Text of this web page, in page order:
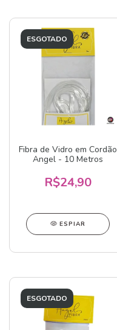
ESGOTADO
Fibra de Vidro em Cordão
Angel - 10 Metros
R$24,90
ESPIAR
ESGOTADO